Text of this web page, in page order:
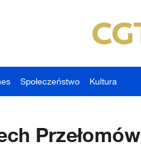
Społeczeństwo Kultura
Przełomów